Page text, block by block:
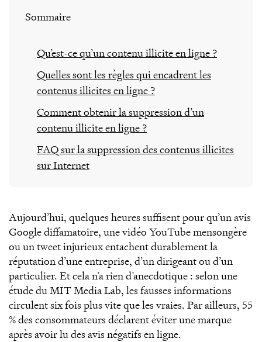
Sommaire
Qu’est-ce qu’un contenu illicite en ligne ?
Quelles sont les règles qui encadrent les
contenus illicites en ligne ?
Comment obtenir la suppression d’un
contenu illicite en ligne ?
FAQ sur la suppression des contenus illicites
sur Internet
Aujourd’hui, quelques heures suffisent pour qu’un avis
Google diffamatoire, une vidéo YouTube mensongère
ou un tweet injurieux entachent durablement la
réputation d’une entreprise, d’un dirigeant ou d’un
particulier. Et cela n’a rien d’anecdotique : selon une
étude du MIT Media Lab, les fausses informations
circulent six fois plus vite que les vraies. Par ailleurs, 55
% des consommateurs déclarent éviter une marque
après avoir lu des avis négatifs en ligne.